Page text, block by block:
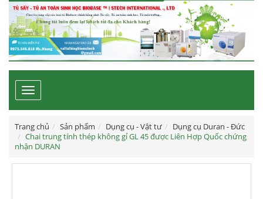
Toggle
navigation
Trang chủ Sản phẩm Dụng cụ - Vật tư
Dụng cụ Duran - Đức
Chai trung tính thép không gỉ GL 45 được Liên Hợp Quốc chứng
nhận DURAN